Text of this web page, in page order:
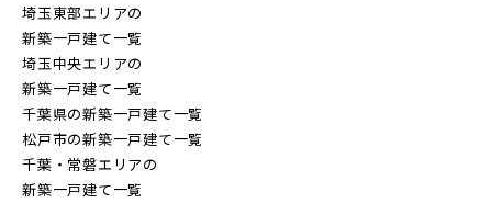
JR成田線 [我孫子～成田]
JR中央線
埼玉県春日部市
東京都(5)
足立区(0)
東久留米市(2)
埼玉東部エリアの
新築一戸建て一覧
埼玉中央エリアの
新築一戸建て一覧
千葉県の新築一戸建て一覧
松戸市の新築一戸建て一覧
千葉・常磐エリアの
新築一戸建て一覧